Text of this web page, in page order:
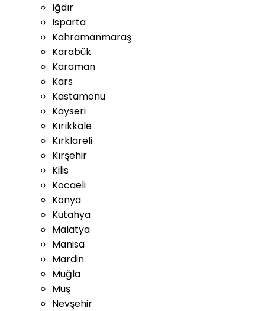
Iğdır
Isparta
Kahramanmaraş
Karabük
Karaman
Kars
Kastamonu
Kayseri
Kırıkkale
Kırklareli
Kırşehir
Kilis
Kocaeli
Konya
Kütahya
Malatya
Manisa
Mardin
Muğla
Muş
Nevşehir